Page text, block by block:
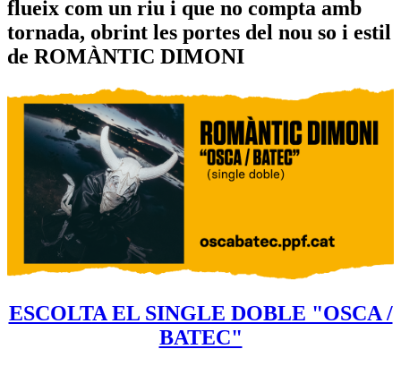
flueix com un riu i que no compta amb
tornada, obrint les portes del nou so i estil
de ROMÀNTIC DIMONI
ESCOLTA EL SINGLE DOBLE "OSCA /
BATEC"